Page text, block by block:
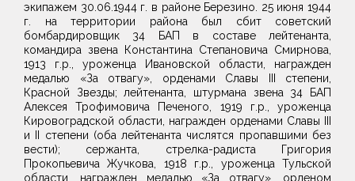
экипажем 30.06.1944 г. в районе Березино. 25 июня 1944
г. на территории района был сбит советский
бомбардировщик 34 БАП в составе лейтенанта,
командира звена Константина Степановича Смирнова,
1913 г.р., уроженца Ивановской области, награжден
медалью «За отвагу», орденами Славы III степени,
Красной Звезды; лейтенанта, штурмана звена 34 БАП
Алексея Трофимовича Печеного, 1919 г.р., уроженца
Кировоградской области, награжден орденами Славы III
и II степени (оба лейтенанта числятся пропавшими без
вести); сержанта, стрелка-радиста Григория
Прокопьевича Жучкова, 1918 г.р., уроженца Тульской
области, награжден медалью «За отвагу», орденом